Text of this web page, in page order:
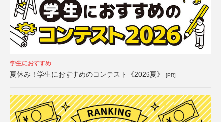
学生におすすめ
夏休み！学生におすすめのコンテスト《2026夏》 [PR]